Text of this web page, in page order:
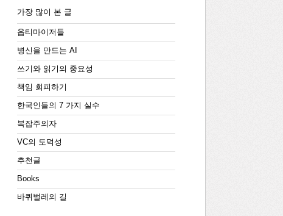
가장 많이 본 글
옵티마이저들
병신을 만드는 AI
쓰기와 읽기의 중요성
책임 회피하기
한국인들의 7 가지 실수
복잡주의자
VC의 도덕성
추천글
Books
바퀴벌레의 길